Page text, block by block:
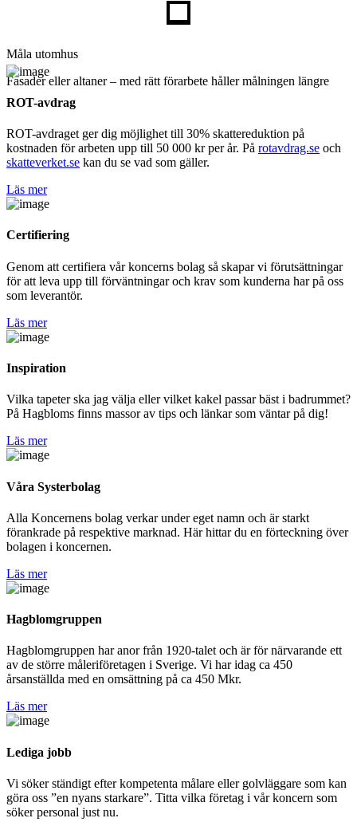
Måla utomhus
Fasader eller altaner – med rätt förarbete håller målningen längre
ROT-avdrag
ROT-avdraget ger dig möjlighet till 30% skattereduktion på
kostnaden för arbeten upp till 50 000 kr per år. På rotavdrag.se och
skatteverket.se kan du se vad som gäller.
Läs mer
Certifiering
Genom att certifiera vår koncerns bolag så skapar vi förutsättningar
för att leva upp till förväntningar och krav som kunderna har på oss
som leverantör.
Läs mer
Inspiration
Vilka tapeter ska jag välja eller vilket kakel passar bäst i badrummet?
På Hagbloms finns massor av tips och länkar som väntar på dig!
Läs mer
Våra Systerbolag
Alla Koncernens bolag verkar under eget namn och är starkt
förankrade på respektive marknad. Här hittar du en förteckning över
bolagen i koncernen.
Läs mer
Hagblomgruppen
Hagblomgruppen har anor från 1920-talet och är för närvarande ett
av de större måleriföretagen i Sverige. Vi har idag ca 450
årsanställda med en omsättning på ca 450 Mkr.
Läs mer
Lediga jobb
Vi söker ständigt efter kompetenta målare eller golvläggare som kan
göra oss ”en nyans starkare”. Titta vilka företag i vår koncern som
söker personal just nu.